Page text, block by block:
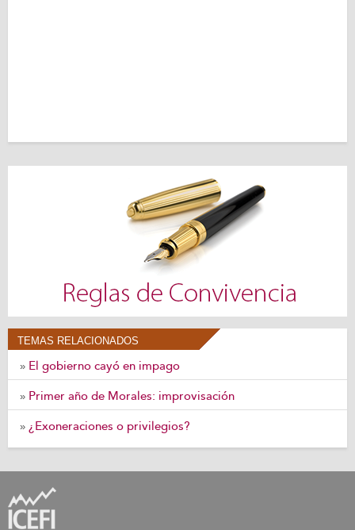
TEMAS RELACIONADOS
» El gobierno cayó en impago
» Primer año de Morales: improvisación
» ¿Exoneraciones o privilegios?